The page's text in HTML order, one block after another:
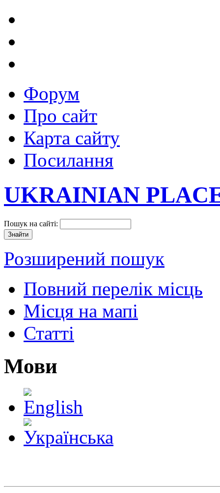
Форум
Про сайт
Карта сайту
Посилання
UKRAINIAN
Пошук на сайті:
Розширений пошук
Повний перелік місць
Місця на мапі
Статті
Мови